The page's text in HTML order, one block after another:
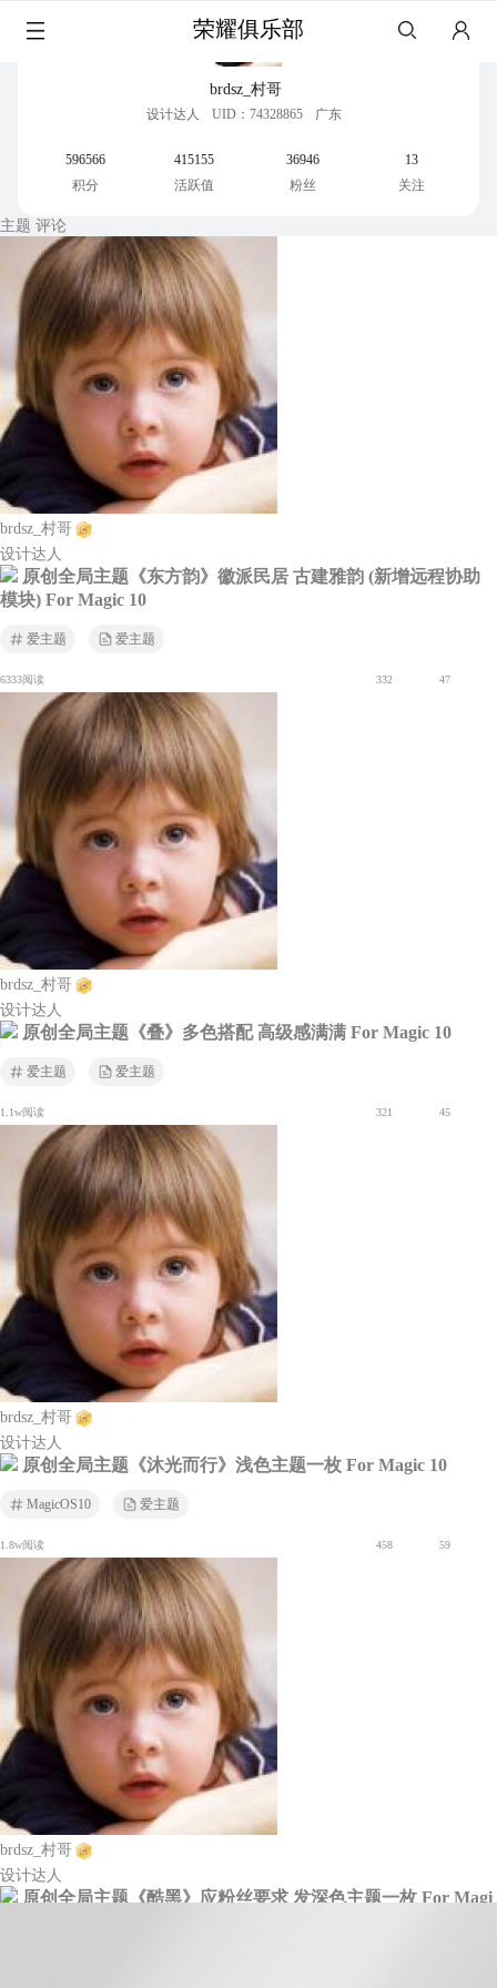
荣耀俱乐部
brdsz_村哥
设计达人 UID：74328865 广东
596566
积分
415155
活跃值
36946
粉丝
13
关注
主题 评论
brdsz_村哥
设计达人
原创全局主题《东方韵》徽派民居 古建雅韵 (新增远程协助
模块) For Magic 10
爱主题 爱主题
6333阅读 332 47
brdsz_村哥
设计达人
原创全局主题《叠》多色搭配 高级感满满 For Magic 10
爱主题 爱主题
1.1w阅读 321 45
brdsz_村哥
设计达人
原创全局主题《沐光而行》浅色主题一枚 For Magic 10
MagicOS10 爱主题
1.8w阅读 458 59
brdsz_村哥
设计达人
原创全局主题《酷黑》应粉丝要求 发深色主题一枚 For Magi